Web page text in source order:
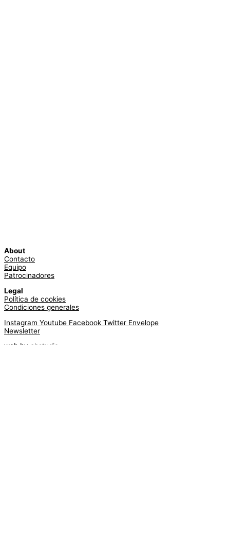
About
Contacto
Equipo
Patrocinadores
Legal
Política de cookies
Condiciones generales
Instagram Youtube Facebook Twitter Envelope
Newsletter
web by phstudio